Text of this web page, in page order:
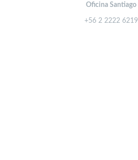
Oficina Santiago
+56 2 2222 6219